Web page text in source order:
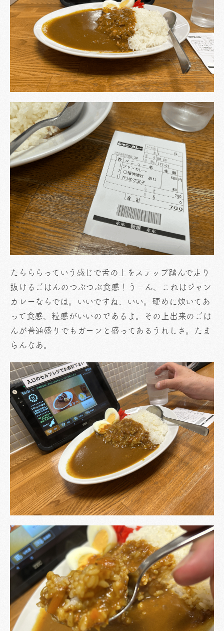
たらららっていう感じで舌の上をステップ踏んで走り
抜けるごはんのつぶつぶ食感！うーん、これはジャン
カレーならでは。いいですね、いい。硬めに炊いてあ
って食感、粒感がいいのであるよ。その上出来のごは
んが普通盛りでもガーンと盛ってあるうれしさ。たま
らんなあ。